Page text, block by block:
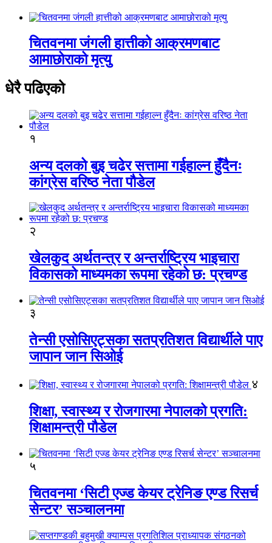
चितवनमा जंगली हात्तीको आक्रमणबाट
आमाछोराको मृत्यु
धेरै पढिएको
१
अन्य दलको बुइ चढेर सत्तामा गईहाल्न हुँदैनः
कांग्रेस वरिष्ठ नेता पौडेल
२
खेलकुद अर्थतन्त्र र अन्तर्राष्ट्रिय भाइचारा
विकासको माध्यमका रूपमा रहेको छ: प्रचण्ड
३
तेन्सी एसोसिएट्सका सतप्रतिशत विद्यार्थीले पाए
जापान जान सिओई
४
शिक्षा, स्वास्थ्य र रोजगारमा नेपालको प्रगति:
शिक्षामन्त्री पौडेल
५
चितवनमा ‘सिटी एज्ड केयर ट्रेनिङ एण्ड रिसर्च
सेन्टर’ सञ्चालनमा